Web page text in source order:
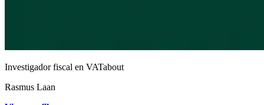
Investigador fiscal en VATabout
Rasmus Laan